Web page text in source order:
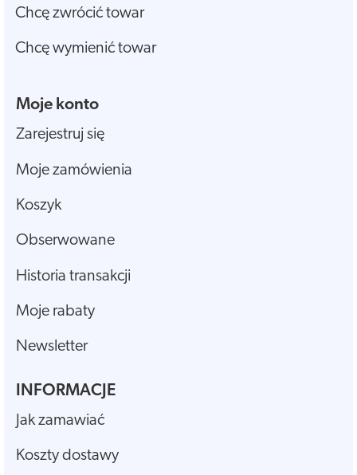
Chcę zwrócić towar
Chcę wymienić towar
Moje konto
Zarejestruj się
Moje zamówienia
Koszyk
Obserwowane
Historia transakcji
Moje rabaty
Newsletter
INFORMACJE
Jak zamawiać
Koszty dostawy